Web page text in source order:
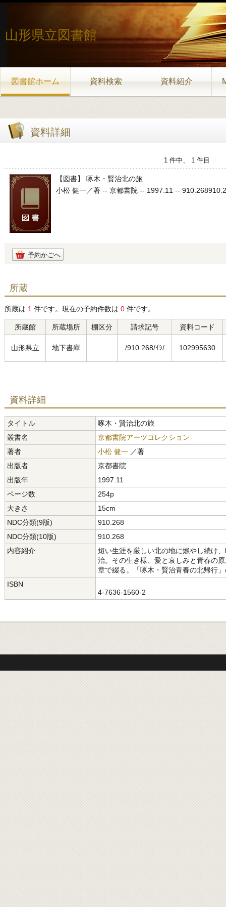
山形県立図書館
図書館ホーム 資料検索 資料紹介
資料詳細
1 件中、 1 件目
【図書】 啄木・賢治北の旅
小松 健一／著 -- 京都書院 -- 1997.11 --
予約かごへ
所蔵
所蔵は 1 件です。現在の予約件数は 0 件です。
所蔵館 所蔵場所 棚区分 請求記号 資料コード
山形県立 地下書庫 /910.268/ｲｼ/ 102995630
資料詳細
タイトル
啄木・賢治北の旅
叢書名
京都書院アーツコレクション
著者
小松 健一 ／著
出版者
京都書院
出版年
1997.11
ページ数
254p
大きさ
15cm
NDC分類(9版)
910.268
NDC分類(10版)
910.268
内容紹介
短い生涯を厳しい北の地に燃やし続け
治。その生き様、愛と哀しみと青春の
章で綴る。「啄木・賢治青春の北帰行
ISBN
4-7636-1560-2